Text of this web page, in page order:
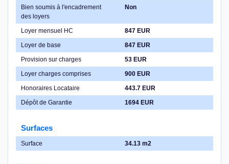
Bien soumis à l'encadrement
des loyers
Non
Loyer mensuel HC
847 EUR
Loyer de base
847 EUR
Provision sur charges
53 EUR
Loyer charges comprises
900 EUR
Honoraires Locataire
443.7 EUR
Dépôt de Garantie
1694 EUR
Surfaces
Surface 34.13 m2